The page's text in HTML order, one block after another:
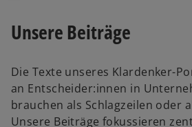
Unsere Beiträge
Die Texte unseres Klardenker-
an Entscheider:innen in
brauchen als Schlagzeilen oder
Unsere Beiträge fokussieren